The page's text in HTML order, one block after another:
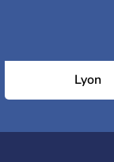
Lyon